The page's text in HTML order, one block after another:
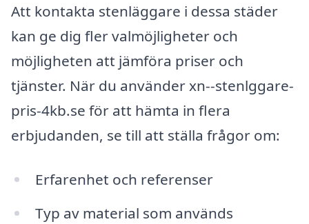
Att kontakta stenläggare i dessa städer
kan ge dig fler valmöjligheter och
möjligheten att jämföra priser och
tjänster. När du använder xn--stenlggare-
pris-4kb.se för att hämta in flera
erbjudanden, se till att ställa frågor om:
Erfarenhet och referenser
Typ av material som används